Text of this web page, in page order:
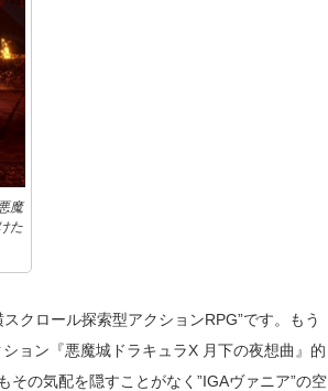
魔
た
クロール探索型アクションRPG”です。もう
ョン『悪魔城ドラキュラX 月下の夜想曲』的
の気配を隠すことがなく”IGAヴァニア”の空